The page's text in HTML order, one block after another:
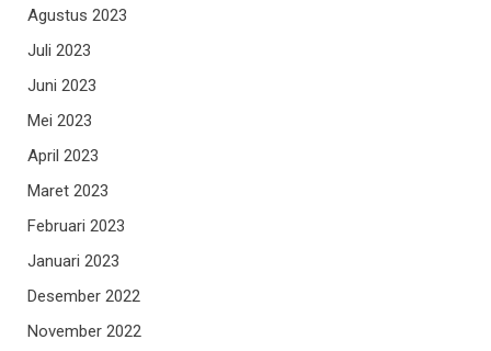
Agustus 2023
Juli 2023
Juni 2023
Mei 2023
April 2023
Maret 2023
Februari 2023
Januari 2023
Desember 2022
November 2022